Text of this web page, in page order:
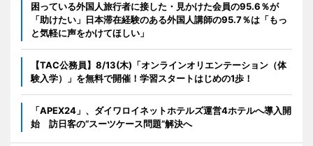
困っている外国人旅行者に接した・見かけた会員の95.6％が
「助けたい」日本滞在経験のある外国人講師の95.7％は「もっ
と気軽に声をかけてほしい」
【TAC公務員】8/13(木)「オンラインオリエンテーション（体
験入学）」を無料で開催！学習スタートはじめの1歩！
「APEX24」、ダイワロイネットホテルズ運営4ホテルへ導入開
始 訪日客の“スーツケース問題”解決へ